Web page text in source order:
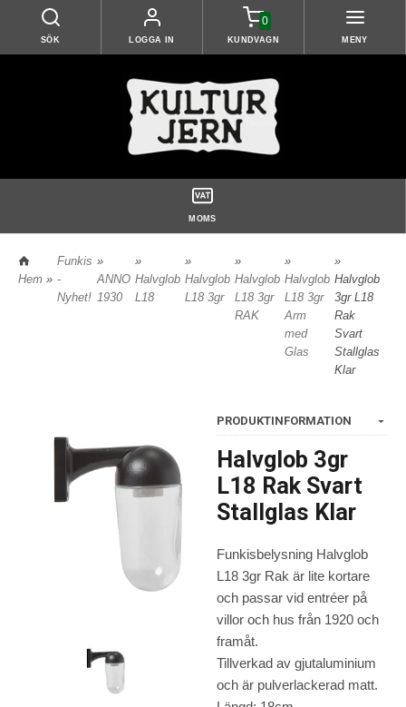
SÖK LOGGA IN
0
KUNDVAGN MENY
MOMS
Hem »
Funkis
-
Nyhet!
»
ANNO
1930
»
Halvglob
L18
»
Halvglob
L18 3gr
»
Halvglob
L18 3gr
RAK
»
Halvglob
L18 3gr
Arm
med
Glas
»
Halvglob
3gr L18
Rak
Svart
Stallglas
Klar
PRODUKTINFORMATION
Halvglob 3gr
L18 Rak Svart
Stallglas Klar
Funkisbelysning Halvglob
L18 3gr Rak är lite kortare
och passar vid entréer på
villor och hus från 1920 och
framåt.
Tillverkad av gjutaluminium
och är pulverlackerad matt.